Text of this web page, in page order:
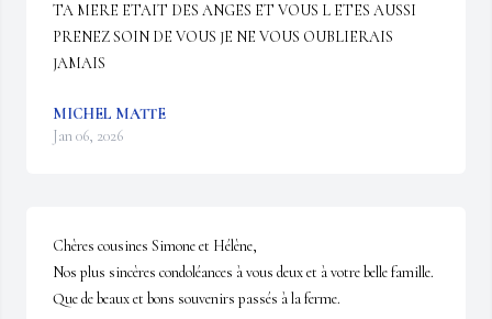
TA MERE ETAIT DES ANGES ET VOUS L ETES AUSSI
PRENEZ SOIN DE VOUS JE NE VOUS OUBLIERAIS
JAMAIS
MICHEL MATTE
Jan 06, 2026
Chères cousines Simone et Hélène,
Nos plus sincères condoléances à vous deux et à votre belle famille.
Que de beaux et bons souvenirs passés à la ferme.